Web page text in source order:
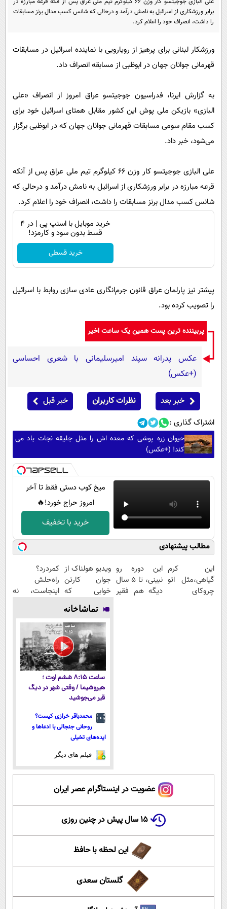
سرگرمی
حوادث
سلامت
فرهنگی
حیات وحش
سیاست خارجی
پیامک
برابر ورزشکاری از اسرائیل به نامش درآمد و درحالی که شانس کسب مدال برنز مسابقات
را داشت، انصراف خود را اعلام کرد.
ورزشکار لبنانی برای پرهیز از رویارویی با نماینده اسرائیل در مسابقات
قهرمانی جوانان جهان در ابوظبی از مسابقه انصراف داد.
به گزارش ایرنا، فدراسیون جوجیتسو عراق امروز از انصراف «علی
البازی» بازیکن ملی پوش این کشور مقابل همتای اسرائیل خود برای
کسب مقام سومی مسابقات قهرمانی جوانان جهان که در ابوظبی برگزار
می‌شود، خبر داد.
علی البازی جوجیتسو کار وزن ۶۶ کیلوگرم تیم ملی عراق پس از آنکه
قرعه مبارزه در برابر ورزشکاری از اسرائیل به نامش درآمد و درحالی که
شانس کسب مدال برنز مسابقات را داشت، انصراف خود را اعلام کرد.
خرید موبایل با اسنپ پی | در ۴
قسط بدون سود و کارمزد!
خرید قسطی
پیشتر نیز پارلمان عراق قانون جرم‌انگاری عادی سازی روابط با اسرائیل
را تصویب کرده بود.
پربیننده ترین پست همین یک ساعت اخیر
عکس پدرانه سپند امیرسلیمانی با شعری احساسی
(+عکس)
خبر بعد نظرات کاربران خبر قبل
اشتراک گذاری :
حیوان زره پوشی که معده اش را مثل جلیقه نجات باد می
کند! (+عکس)
میخ کوب دستی فقط تا آخر
امروز حراج خورد!🔥
خرید با تخفیف
مطالب پیشنهادی
این کرم
گیاهی،مثل اتو
چروکای
این دوره رو
نبینی، تا 5 سال
دیگه هم فقیر
ویدیو هولناک از
جوان کارتن
خوابی که
میلیاردر شد.
آموزش رایگان
کمردرد؟
راه‌حلش
اینجاست، نه
تماشاخانه
ساعت ۸:۱۵ ششم اوت ؛
هیروشیما / وقتی شهر در دیگ
قیر می‌جوشید
محمدباقر خرازی کیست؟
روحانی جنجالی با ادعاها و
ایده‌های تخیلی
فیلم های دیگر
عضویت در اینستاگرام عصر ایران
۱۵ سال پیش در چنین روزی
این لحظه با حافظ
گلستان سعدی